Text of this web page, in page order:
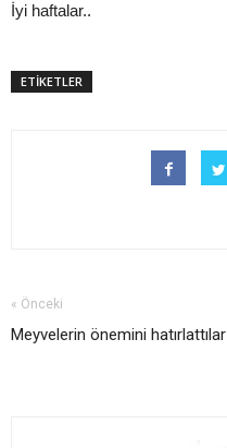
İyi haftalar..
ETİKETLER
« Önceki
Meyvelerin önemini hatırlattılar